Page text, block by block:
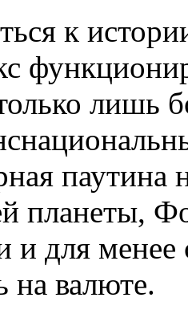
к
лишь
планеты,
и для
на валюте.